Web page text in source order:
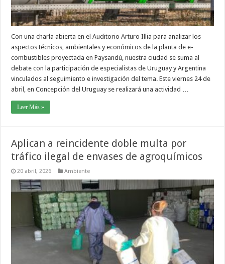
Con una charla abierta en el Auditorio Arturo Illia para analizar los
aspectos técnicos, ambientales y económicos de la planta de e-
combustibles proyectada en Paysandú, nuestra ciudad se suma al
debate con la participación de especialistas de Uruguay y Argentina
vinculados al seguimiento e investigación del tema. Este viernes 24 de
abril, en Concepción del Uruguay se realizará una actividad …
Leer Más »
Aplican a reincidente doble multa por
tráfico ilegal de envases de agroquímicos
20 abril, 2026 Ambiente